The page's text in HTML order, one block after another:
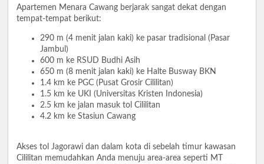
Apartemen Menara Cawang berjarak sangat dekat dengan
tempat-tempat berikut:
290 m (4 menit jalan kaki) ke pasar tradisional (Pasar
Jambul)
600 m ke RSUD Budhi Asih
650 m (8 menit jalan kaki) ke Halte Busway BKN
1.4 km ke PGC (Pusat Grosir Cililitan)
1.5 km ke UKI (Universitas Kristen Indonesia)
2.5 km ke jalan masuk tol Cililitan
4.2 km ke Stasiun Cawang
Akses tol Jagorawi dan dalam kota di sebelah timur kawasan
Cililitan memudahkan Anda menuju area-area seperti MT